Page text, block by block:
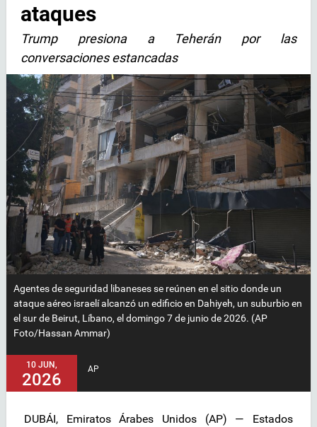
ataques
Trump presiona a Teherán por las
conversaciones estancadas
Agentes de seguridad libaneses se reúnen en el sitio donde un
ataque aéreo israelí alcanzó un edificio en Dahiyeh, un suburbio en
el sur de Beirut, Líbano, el domingo 7 de junio de 2026. (AP
Foto/Hassan Ammar)
10 JUN,
2026
AP
DUBÁI, Emiratos Árabes Unidos (AP) — Estados